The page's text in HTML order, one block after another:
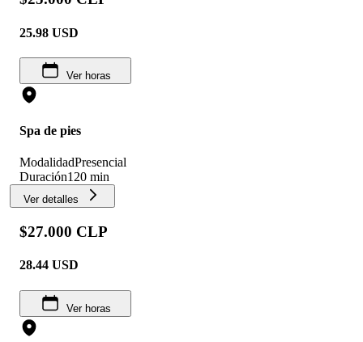
25.98 USD
Ver horas
Spa de pies
ModalidadPresencial
Duración120 min
Ver detalles
$27.000 CLP
28.44 USD
Ver horas